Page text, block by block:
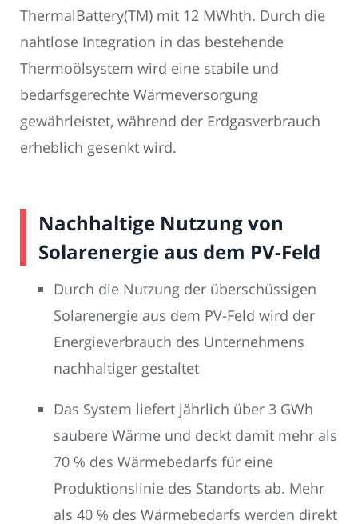
ThermalBattery(TM) mit 12 MWhth. Durch die
nahtlose Integration in das bestehende
Thermoölsystem wird eine stabile und
bedarfsgerechte Wärmeversorgung
gewährleistet, während der Erdgasverbrauch
erheblich gesenkt wird.
Nachhaltige Nutzung von
Solarenergie aus dem PV-Feld
Durch die Nutzung der überschüssigen
Solarenergie aus dem PV-Feld wird der
Energieverbrauch des Unternehmens
nachhaltiger gestaltet
Das System liefert jährlich über 3 GWh
saubere Wärme und deckt damit mehr als
70 % des Wärmebedarfs für eine
Produktionslinie des Standorts ab. Mehr
als 40 % des Wärmebedarfs werden direkt